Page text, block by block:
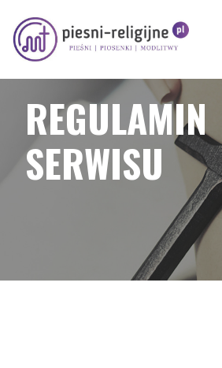
treści
PIOSENKI I PIEŚNI RELIGIJNE
REGULAMIN
SERWISU